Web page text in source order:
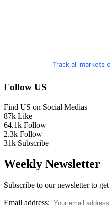
Track all markets
Follow US
Find US on Social Medias
87k Like
64.1k Follow
2.3k Follow
31k Subscribe
Weekly Newsletter
Subscribe to our newsletter to
Email address: